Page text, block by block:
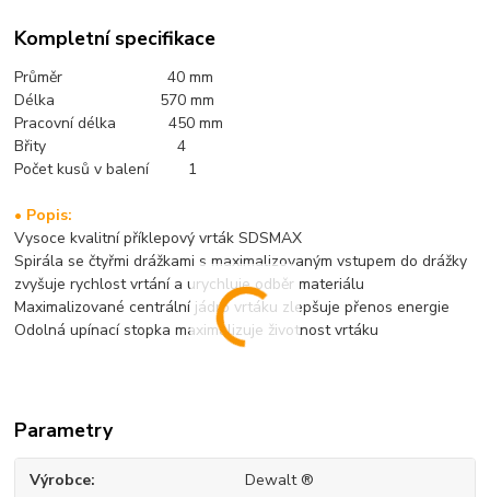
Kompletní specifikace
Průměr 40 mm
Délka 570 mm
Pracovní délka 450 mm
Břity 4
Počet kusů v balení 1
• Popis:
Vysoce kvalitní příklepový vrták SDSMAX
Spirála se čtyřmi drážkami s maximalizovaným vstupem do drážky
zvyšuje rychlost vrtání a urychluje odběr materiálu
Maximalizované centrální jádro vrtáku zlepšuje přenos energie
Odolná upínací stopka maximalizuje životnost vrtáku
Parametry
Výrobce Dewalt ®